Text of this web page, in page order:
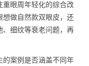
重眼周年轻化的综合改
做自然款双眼皮，还
、细纹等衰老问题，再
的案例是否涵盖不同年